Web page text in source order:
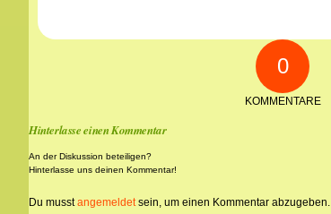
0
KOMMENTARE
Hinterlasse einen Kommentar
An der Diskussion beteiligen?
Hinterlasse uns deinen Kommentar!
Du musstangemeldetsein, um einen Kommentar abzugeben.